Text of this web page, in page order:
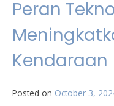
Peran
Kendaraan
Posted on October 3,